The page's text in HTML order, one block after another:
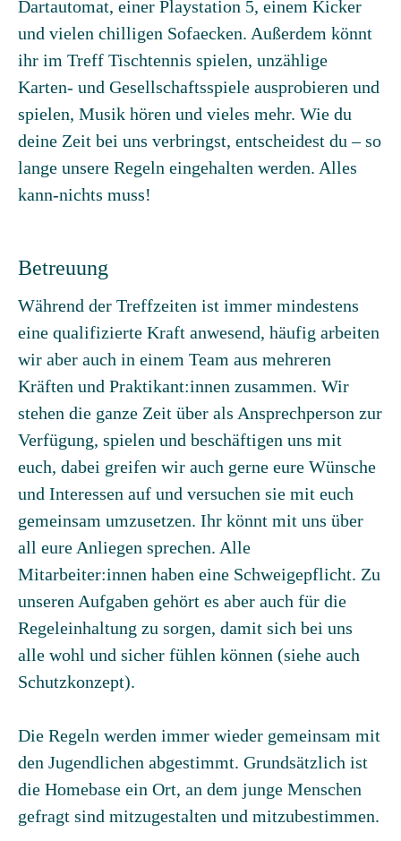
Dartautomat, einer Playstation 5, einem Kicker
und vielen chilligen Sofaecken. Außerdem könnt
ihr im Treff Tischtennis spielen, unzählige
Karten- und Gesellschaftsspiele ausprobieren und
spielen, Musik hören und vieles mehr. Wie du
deine Zeit bei uns verbringst, entscheidest du – so
lange unsere Regeln eingehalten werden. Alles
kann-nichts muss!
Betreuung
Während der Treffzeiten ist immer mindestens
eine qualifizierte Kraft anwesend, häufig arbeiten
wir aber auch in einem Team aus mehreren
Kräften und Praktikant:innen zusammen. Wir
stehen die ganze Zeit über als Ansprechperson zur
Verfügung, spielen und beschäftigen uns mit
euch, dabei greifen wir auch gerne eure Wünsche
und Interessen auf und versuchen sie mit euch
gemeinsam umzusetzen. Ihr könnt mit uns über
all eure Anliegen sprechen. Alle
Mitarbeiter:innen haben eine Schweigepflicht. Zu
unseren Aufgaben gehört es aber auch für die
Regeleinhaltung zu sorgen, damit sich bei uns
alle wohl und sicher fühlen können (siehe auch
Schutzkonzept).
Die Regeln werden immer wieder gemeinsam mit
den Jugendlichen abgestimmt. Grundsätzlich ist
die Homebase ein Ort, an dem junge Menschen
gefragt sind mitzugestalten und mitzubestimmen.